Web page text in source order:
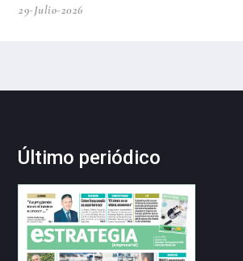
29-Julio-2026
Último periódico